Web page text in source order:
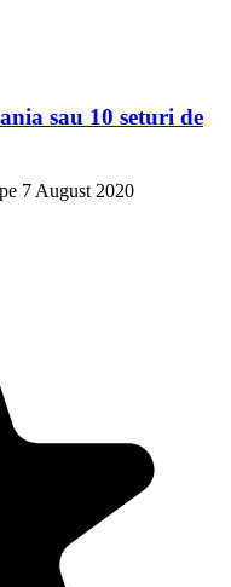
sau 10 seturi de
7 August 2020